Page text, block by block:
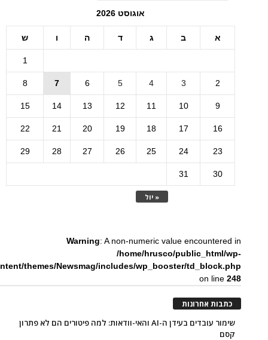
אוגוסט 2026
א ב ג ד ה ו ש
« יול
1
2
3
4
5
6
7
8
9
10
11
12
13
14
15
16
17
18
19
20
21
22
23
24
25
26
27
28
29
30
31
Warning: A non-numeric value encountered in
/home/hrusco/public_html/wp-
themes/Newsmag/includes/wp_booster/td_block.php
on line248
כתבות אחרונות
שימור עובדים בעידן ה-AI והאי-וודאות: למה פיטורים הם לא פתרון
קסם